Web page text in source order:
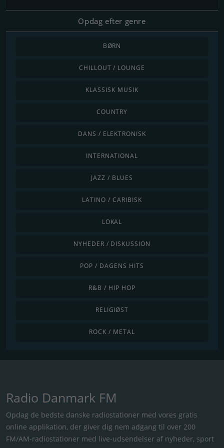
Opdag efter genre
BØRN
CHILLOUT / LOUNGE
KLASSISK MUSIK
COUNTRY
DANS / ELEKTRONISK
INTERNATIONAL
JAZZ / BLUES
LATINO / CARIBISK
LOKAL
NYHEDER / DISKUSSION
POP / DAGENS HITS
R&B / HIP HOP
RELIGIØST
ROCK / METAL
Radio Danmark FM
Opdag de bedste danske radiostationer med vores gratis
online applikation, der giver dig nem adgang til over 200
FM/AM-radiostationer med live-udsendelser af nyheder, sport